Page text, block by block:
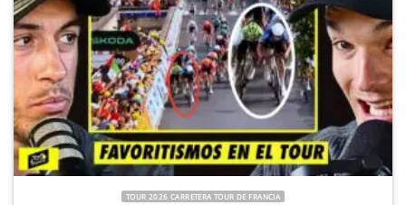
TOUR 2026 CARRETERA TOUR DE FRANCIA